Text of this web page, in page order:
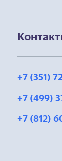
+7 (351)
+7 (499)
+7 (812)